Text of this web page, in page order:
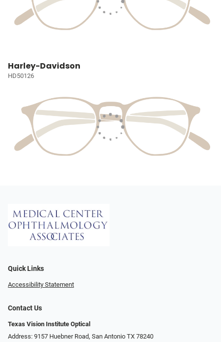
Harley-Davidson
HD50126
Quick Links
Accessibility Statement
Contact Us
Texas Vision Institute Optical
Address: 9157 Huebner Road, San Antonio TX 78240